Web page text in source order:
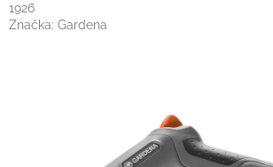
1926
Značka: Gardena